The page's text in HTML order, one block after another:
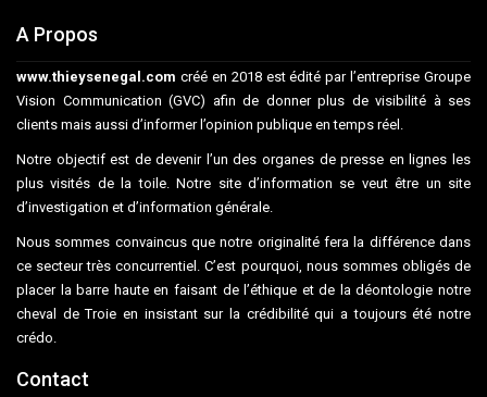
A Propos
www.thieysenegal.com créé en 2018 est édité par l’entreprise Groupe
Vision Communication (GVC) afin de donner plus de visibilité à ses
clients mais aussi d’informer l’opinion publique en temps réel.
Notre objectif est de devenir l’un des organes de presse en lignes les
plus visités de la toile. Notre site d’information se veut être un site
d’investigation et d’information générale.
Nous sommes convaincus que notre originalité fera la différence dans
ce secteur très concurrentiel. C’est pourquoi, nous sommes obligés de
placer la barre haute en faisant de l’éthique et de la déontologie notre
cheval de Troie en insistant sur la crédibilité qui a toujours été notre
crédo.
Contact